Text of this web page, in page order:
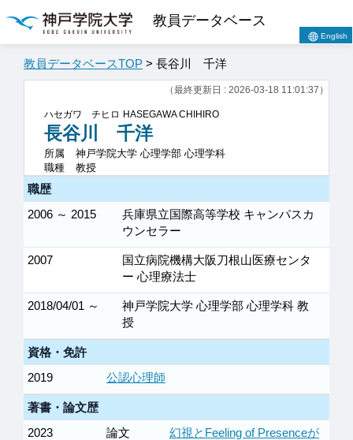
教員データベース
English
教員データベースTOP > 長谷川 千洋
（最終更新日 : 2026-03-18 11:01:37）
ハセガワ チヒロ HASEGAWA CHIHIRO
長谷川 千洋
所属
神戸学院大学 心理学部 心理学科
職種
教授
職歴
2006 ～ 2015
兵庫県立国際高等学校 キャンパスカ
ウンセラー
2007
国立病院機構大阪刀根山医療センタ
ー 心理療法士
2018/04/01 ～
神戸学院大学 心理学部 心理学科 教
授
資格・免許
2019
公認心理師
著書・論文歴
2023
論文
幻視とFeeling of Presenceが